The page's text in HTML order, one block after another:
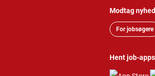
Modtag
For jobsøgere
Hent job-apps